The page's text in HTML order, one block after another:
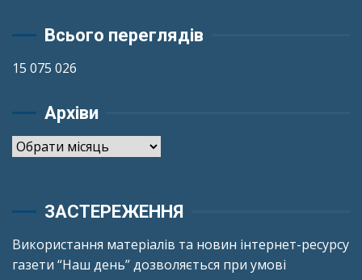
Всього переглядів
15 075 026
Архіви
Архіви
ЗАСТЕРЕЖЕННЯ
Використання матеріалів та новин інтернет-ресурсу
газети “Наш день” дозволяється при умові